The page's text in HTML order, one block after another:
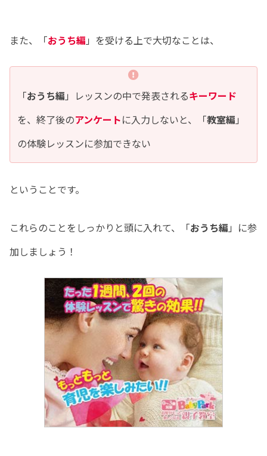
また、「おうち編 」を受ける上で大切なことは、
「おうち編 」レッスンの中で発表されるキーワード
を、終了後のアンケートに入力しないと、「教室編 」
の体験レッスンに参加できない
ということです。
これらのことをしっかりと頭に入れて、「おうち編 」に参
加しましょう！